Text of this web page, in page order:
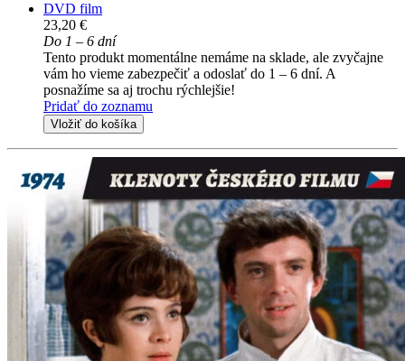
DVD film
23,20 €
Do 1 – 6 dní
Tento produkt momentálne nemáme na sklade, ale zvyčajne
vám ho vieme zabezpečiť a odoslať do 1 – 6 dní. A
posnažíme sa aj trochu rýchlejšie!
Pridať do zoznamu
Vložiť do košíka